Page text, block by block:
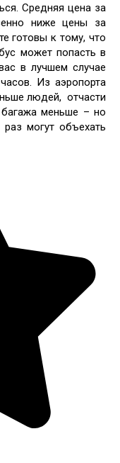
Средняя цена за
ниже цены за
готовы к тому, что
может попасть в
в лучшем случае
Из аэропорта
людей, отчасти
меньше – но
могут объехать